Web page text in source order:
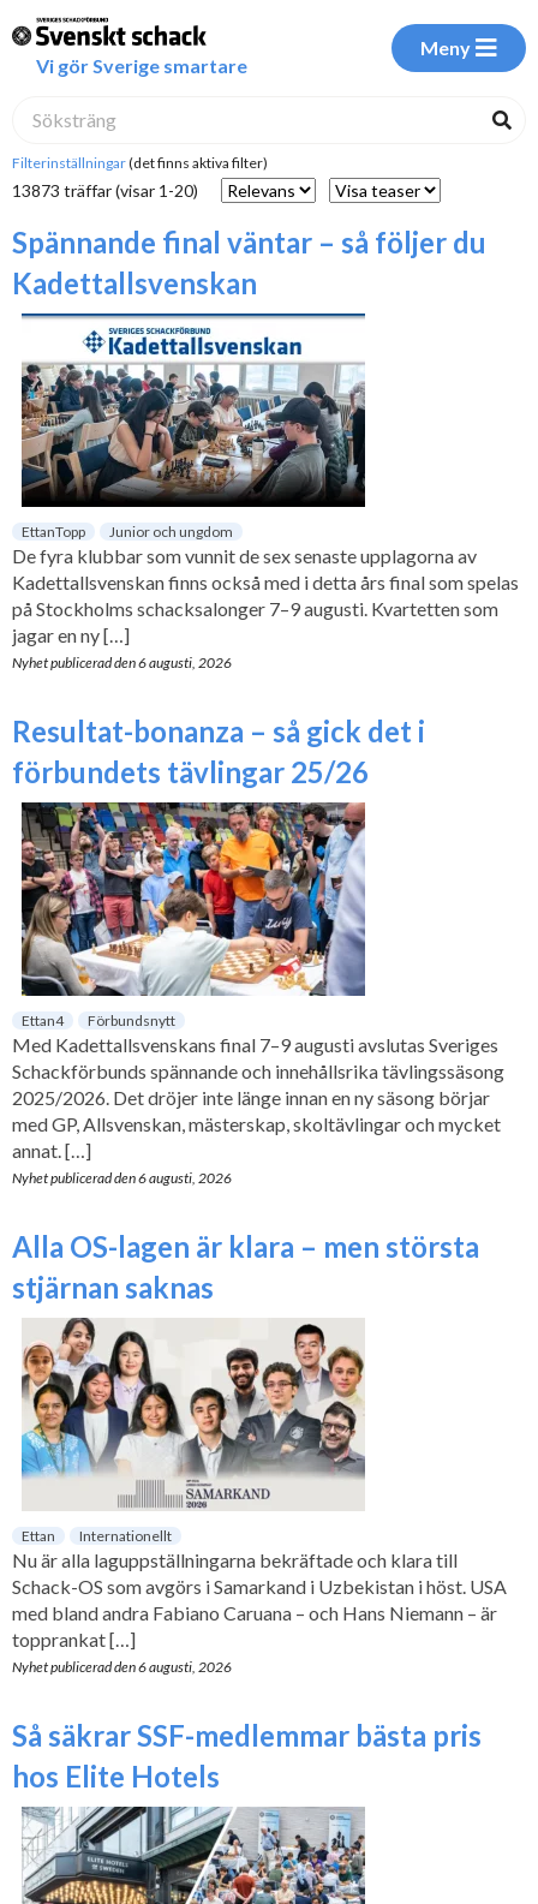
Vi gör Sverige smartare
Meny
Filterinställningar(det finns aktiva filter)
13873 träffar (visar 1-20)
Spännande final väntar – så följer du
Kadettallsvenskan
EttanTopp Junior och ungdom
De fyra klubbar som vunnit de sex senaste upplagorna av
Kadettallsvenskan finns också med i detta års final som spelas
på Stockholms schacksalonger 7–9 augusti. Kvartetten som
jagar en ny […]
Nyhet publicerad den6 augusti, 2026
Resultat-bonanza – så gick det i
förbundets tävlingar 25/26
Ettan4 Förbundsnytt
Med Kadettallsvenskans final 7–9 augusti avslutas Sveriges
Schackförbunds spännande och innehållsrika tävlingssäsong
2025/2026. Det dröjer inte länge innan en ny säsong börjar
med GP, Allsvenskan, mästerskap, skoltävlingar och mycket
annat. […]
Nyhet publicerad den6 augusti, 2026
Alla OS-lagen är klara – men största
stjärnan saknas
Ettan Internationellt
Nu är alla laguppställningarna bekräftade och klara till
Schack-OS som avgörs i Samarkand i Uzbekistan i höst. USA
med bland andra Fabiano Caruana – och Hans Niemann – är
topprankat […]
Nyhet publicerad den6 augusti, 2026
Så säkrar SSF-medlemmar bästa pris
hos Elite Hotels